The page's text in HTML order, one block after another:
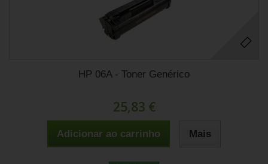
HP 06A - Toner Genérico
25,83 €
Adicionar ao carrinho Mais